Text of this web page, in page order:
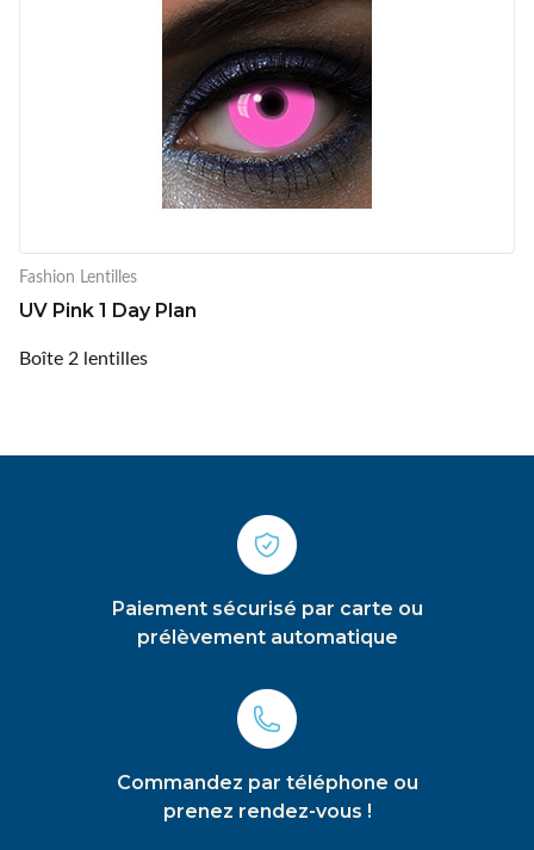
Fashion Lentilles
UV Pink 1 Day Plan
Boîte 2 lentilles
Paiement sécurisé par carte ou
prélèvement automatique
Commandez par téléphone ou
prenez rendez-vous !